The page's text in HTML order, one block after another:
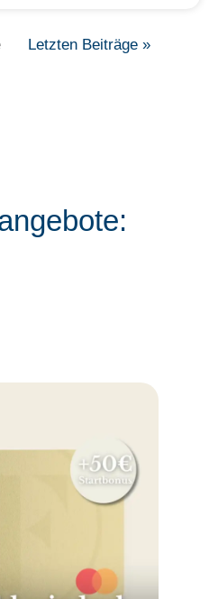
Letzten Beiträge »